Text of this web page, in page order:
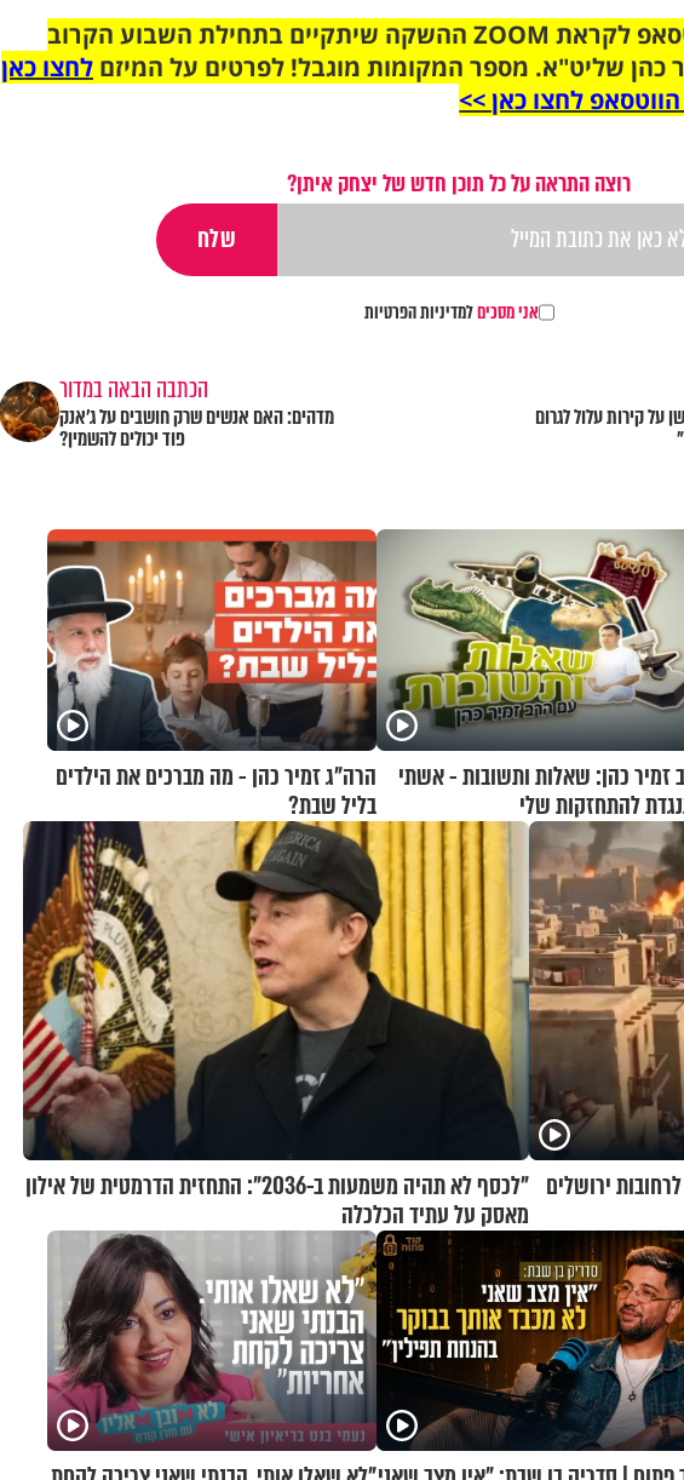
הצטרפו לקבוצת הוואטסאפ לקראת ZOOM ההשקה שיתקיים בתחילת השבוע הקרוב
כהן שליט"א. מספר המקומות מוגבל! לפרטים על המיזם לחצו כאן
לחצו כאן >>
רוצה התראה על כל תוכן חדש של יצחק איתן?
אני מסכיםלמדיניות הפרטיות
על קירות עלול לגרום
הכתבה הבאה במדור
מדהים: האם אנשים שרק חושבים על ג'אנק
פוד יכולים להשמין?
זמיר כהן: שאלות ותשובות - אשתי
להתחזקות שלי
הרה"ג זמיר כהן - מה מברכים את הילדים
בליל שבת?
ירושלים
"לכסף לא תהיה משמעות ב-2036": התחזית הדרמטית של אילון
מאסק על עתיד הכלכלה